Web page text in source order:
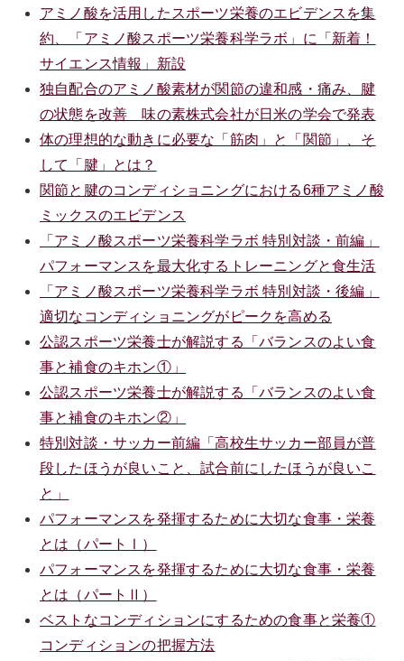
アミノ酸を活用したスポーツ栄養のエビデンスを集
約、「アミノ酸スポーツ栄養科学ラボ」に「新着！
サイエンス情報」新設
独自配合のアミノ酸素材が関節の違和感・痛み、腱
の状態を改善 味の素株式会社が日米の学会で発表
体の理想的な動きに必要な「筋肉」と「関節」、そ
して「腱」とは？
関節と腱のコンディショニングにおける6種アミノ酸
ミックスのエビデンス
「アミノ酸スポーツ栄養科学ラボ 特別対談・前編」
パフォーマンスを最大化するトレーニングと食生活
「アミノ酸スポーツ栄養科学ラボ 特別対談・後編」
適切なコンディショニングがピークを高める
公認スポーツ栄養士が解説する「バランスのよい食
事と補食のキホン①」
公認スポーツ栄養士が解説する「バランスのよい食
事と補食のキホン②」
特別対談・サッカー前編「高校生サッカー部員が普
段したほうが良いこと、試合前にしたほうが良いこ
と」
パフォーマンスを発揮するために大切な食事・栄養
とは（パートⅠ）
パフォーマンスを発揮するために大切な食事・栄養
とは（パートⅡ）
ベストなコンディションにするための食事と栄養①
コンディションの把握方法